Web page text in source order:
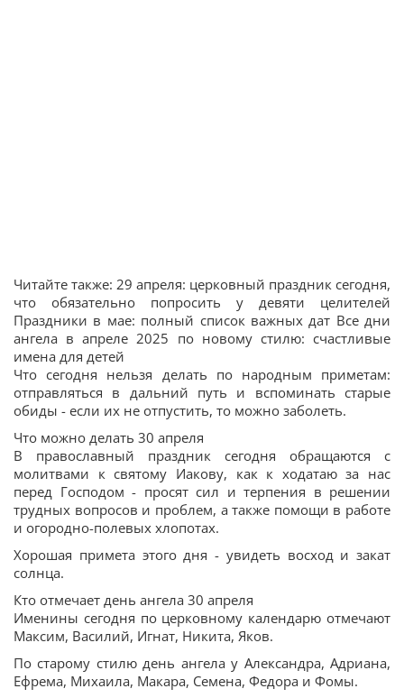
Читайте также: 29 апреля: церковный праздник сегодня,
что обязательно попросить у девяти целителей
Праздники в мае: полный список важных дат Все дни
ангела в апреле 2025 по новому стилю: счастливые
имена для детей
Что сегодня нельзя делать по народным приметам:
отправляться в дальний путь и вспоминать старые
обиды - если их не отпустить, то можно заболеть.
Что можно делать 30 апреля
В православный праздник сегодня обращаются с
молитвами к святому Иакову, как к ходатаю за нас
перед Господом - просят сил и терпения в решении
трудных вопросов и проблем, а также помощи в работе
и огородно-полевых хлопотах.
Хорошая примета этого дня - увидеть восход и закат
солнца.
Кто отмечает день ангела 30 апреля
Именины сегодня по церковному календарю отмечают
Максим, Василий, Игнат, Никита, Яков.
По старому стилю день ангела у Александра, Адриана,
Ефрема, Михаила, Макара, Семена, Федора и Фомы.